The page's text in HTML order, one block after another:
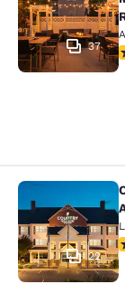
37
Country
22